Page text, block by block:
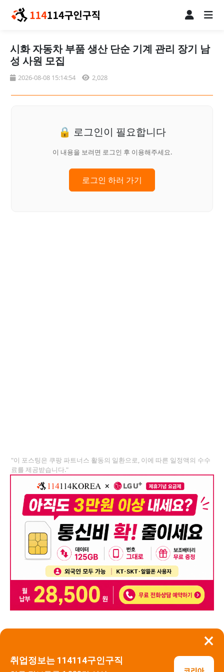
×
취업정보는 114114구인구직
시화 자동차 부품 생산 단순 기계 관리 장기 남
성 사원 모집
2026-08-08 15:14:54 2,028
🔒 로그인이 필요합니다
이 내용을 보려면 로그인 후 이용해주세요.
로그인 하러 가기
"이 포스팅은 쿠팡 파트너스 활동의 일환으로, 이에 따른 일정액의 수수
료를 제공받습니다."